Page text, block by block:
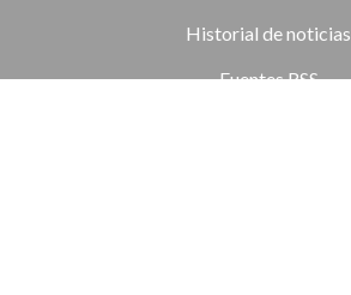
Historial de noticias
Fuentes RSS